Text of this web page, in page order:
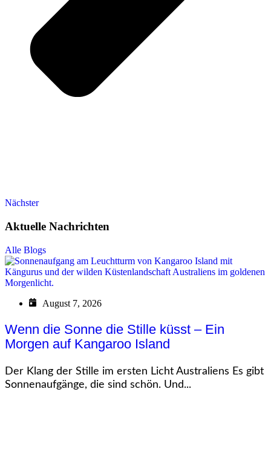
Nächster
Aktuelle Nachrichten
Alle Blogs
August 7, 2026
Wenn die Sonne die Stille küsst – Ein
Morgen auf Kangaroo Island
Der Klang der Stille im ersten Licht Australiens Es gibt
Sonnenaufgänge, die sind schön. Und...